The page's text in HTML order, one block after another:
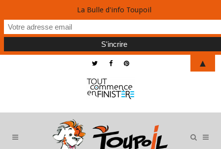
La Bulle d'info Toupoil
▲